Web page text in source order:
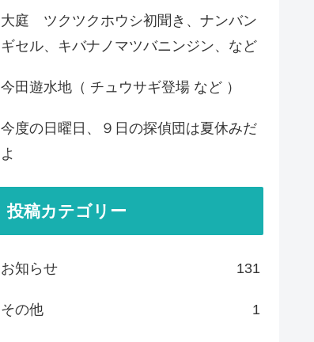
大庭 ツクツクホウシ初聞き、ナンバン
ギセル、キバナノマツバニンジン、など
今田遊水地（ チュウサギ登場 など ）
今度の日曜日、９日の探偵団は夏休みだ
よ
投稿カテゴリー
お知らせ 131
その他 1